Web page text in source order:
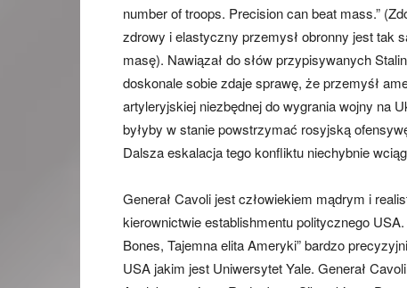
number of troops. Precision can beat mass.”
zdrowy i elastyczny przemysł obronny jest tak
masę). Nawiązał do słów przypisywanych
doskonale sobie zdaje sprawę, że przemyśł
artyleryjskiej niezbędnej do wygrania wojny na
byłyby w stanie powstrzymać rosyjską
Dalsza eskalacja tego konfliktu niechybnie
Generał Cavoli jest człowiekiem mądrym i
kierownictwie establishmentu politycznego
Bones, Tajemna elita Ameryki” bardzo
USA jakim jest Uniwersytet Yale. Generał